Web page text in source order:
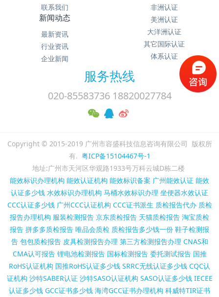
联系我们
非洲认证
美洲认证
大洋洲认证
其它国际认证
体系认证
新闻动态
最新资讯
行业资讯
企业新闻
服务热线
020-85583736 18820027784
Copyright © 2015-2019 广州市容盛科技信息咨询有限公司 版权所
有. 粤ICP备15104467号-1
地址:广州市天河区华观路1933号万科云城D栋二楼
能效标识办理机构 能效认证机构 能效标识备案 广州能效认证 能效
认证多少钱 水效标识办理机构 马桶水效标识办理 坐便器水效认证
CCC认证多少钱 广州CCC认证机构 CCC证书派生 质检报告代办 质检
报告办理机构 服装检测报告 京东质检报告 天猫质检报告 淘宝质检
报告 拼多多质检报告 唯品会质检 质检报告多少钱一份 鞋子检测报
告 包包质检报告 皮具检测报告办理 第三方检测报告办理 CNAS和
CMA认可报告 锂电池检测报告 国标检测报告 委托测试报告 国推
RoHS认证机构 国推RoHS认证多少钱 SRRC无线认证多少钱 CQC认
证机构 沙特SABER认证 沙特SASO认证机构 SASO认证多少钱 IECEE
认证多少钱 GCC证书多少钱 海湾GCC证书办理机构 科威特TIR证书